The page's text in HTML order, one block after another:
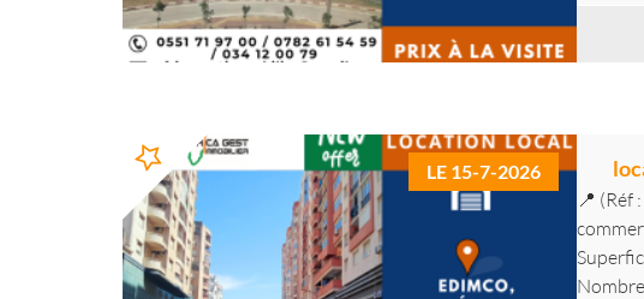
LE 15-7-2026
📍 (Réf